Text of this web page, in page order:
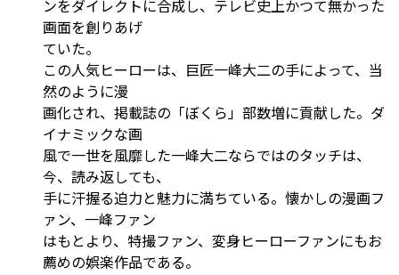
ンをダイレクトに合成し、テレビ史上かつて無かった
画面を創りあげ
ていた。
この人気ヒーローは、巨匠一峰大二の手によって、当
然のように漫
画化され、掲載誌の「ぼくら」部数増に貢献した。ダ
イナミックな画
風で一世を風靡した一峰大二ならではのタッチは、
今、読み返しても、
手に汗握る迫力と魅力に満ちている。懐かしの漫画フ
ァン、一峰ファン
はもとより、特撮ファン、変身ヒーローファンにもお
薦めの娯楽作品である。